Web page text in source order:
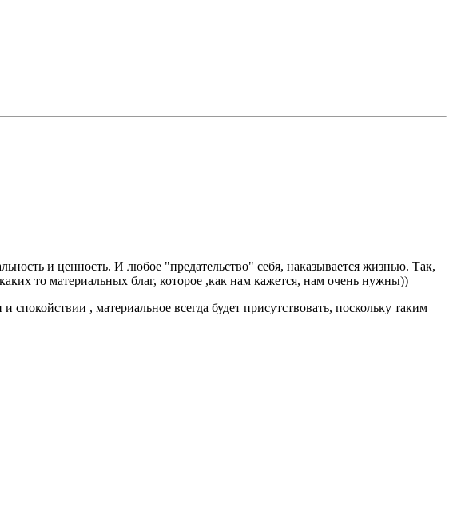
и ценность. И любое "предательство" себя, наказывается жизнью. Так,
то материальных благ, которое ,как нам кажется, нам очень нужны))
, материальное всегда будет присутствовать, поскольку таким